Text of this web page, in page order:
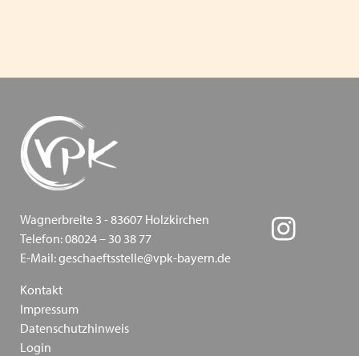
Heimleiter*innentreffen in Präsenz am 06.06.2024 in
Schwaben
VPK Politikfrühstück im Bundestag 2024
Frohe Ostern wünscht ihnen ihr VPK Bayern e.V.
"Schieb den Gedanken nicht weg!" und "Schieb
Bundesministerium für Familie und der
Unabhängigen Beauftragten für Fragen des
sexuellen Kindesmissbrauchs
Wagnerbreite 3 - 83607 Holzkirchen
Telefon: 08024 – 30 38 77
E-Mail: geschaeftsstelle@vpk-bayern.de
Kontakt
Impressum
Datenschutzhinweis
Login